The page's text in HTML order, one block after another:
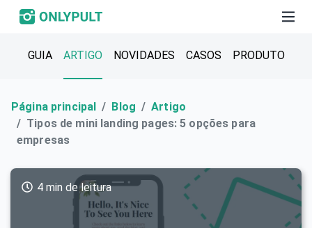
GUIA ARTIGO NOVIDADES CASOS PRODUTO
Página principal Blog
Artigo
Tipos de mini landing pages: 5 opções para
empresas
4 min de leitura